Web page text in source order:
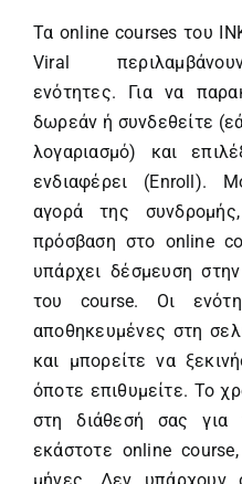
Τα οnline courses του
Viral
ενότητες. Για να
δωρεάν ή συνδεθείτε
λογαριασμό) και
ενδιαφέρει (Enroll).
αγορά της
πρόσβαση στο online
υπάρχει δέσμευση
του course. Οι
αποθηκευμένες στη
και μπορείτε να
όποτε επιθυμείτε. Το
στη διάθεσή σας για
εκάστοτε online